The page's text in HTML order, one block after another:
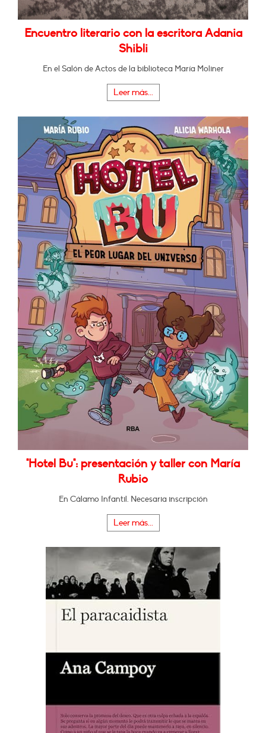
Encuentro literario con la escritora Adania
Shibli
En el Salón de Actos de la biblioteca María Moliner
Leer más...
"Hotel Bu": presentación y taller con María
Rubio
En Cálamo Infantil. Necesaria inscripción
Leer más...